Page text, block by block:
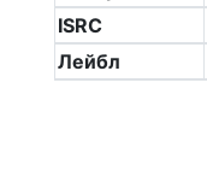
ISRC
Лейбл